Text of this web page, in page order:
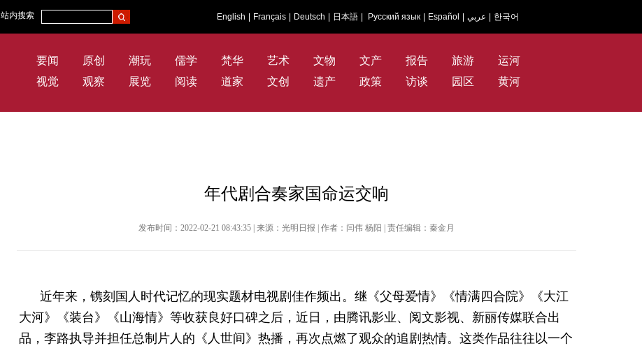
站内搜索 English Français Deutsch 日本語 Русский язык Español عربي 한국어
要闻 原创 潮玩 儒学 梵华 艺术 文物 文产 报告 旅游
运河
视觉
观察 展览 阅读 道家 文创 遗产 政策 访谈 园区 黄河
年代剧合奏家国命运交响
发布时间：2022-02-21 08:43:35 | 来源：光明日报 | 作者：闫伟 杨阳 | 责任编辑：秦金月
近年来，镌刻国人时代记忆的现实题材电视剧佳作频出。继《父母爱情》《情满四合院》《大江
大河》《装台》《山海情》等收获良好口碑之后，近日，由腾讯影业、阅文影视、新丽传媒联合出
品，李路执导并担任总制片人的《人世间》热播，再次点燃了观众的追剧热情。这类作品往往以一个